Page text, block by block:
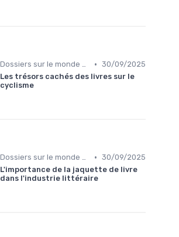
Dossiers sur le monde de l'édition • 30/09/2025
Les trésors cachés des livres sur le
cyclisme
Dossiers sur le monde de l'édition • 30/09/2025
L'importance de la jaquette de livre
dans l'industrie littéraire